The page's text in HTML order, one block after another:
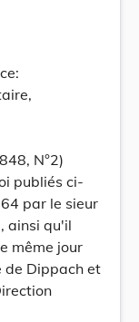
N°2)
publiés ci-
par le sieur
ainsi qu'il
même jour
de Dippach et